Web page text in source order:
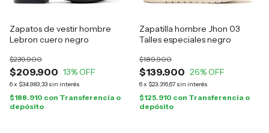
Zapatos de vestir hombre
Lebron cuero negro
$209.900
$239.900
13% OFF
6x $34.983,33 sin interés
$188.910 con Transferencia o
depósito
Zapatilla hombre Jhon 03
Talles especiales negro
$139.900
$189.900
26% OFF
6x $23.316,67 sin interés
$125.910 con Transferencia o
depósito